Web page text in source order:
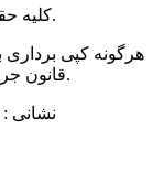
کلیه حقوق مادی ومعنوی متعلق به سی پنل می باشد.
قانون جرائم رایانه ای بوده و پیگرد قانونی خواهد داشت.
نشانی :